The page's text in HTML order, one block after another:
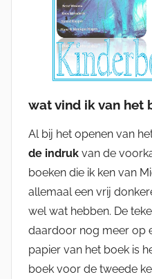
wat vind ik van het
Al bij het openen van
de indruk van de
boeken die ik ken van
allemaal een vrij
wel wat hebben. De
daardoor nog meer op
papier van het boek is
boek voor de tweede